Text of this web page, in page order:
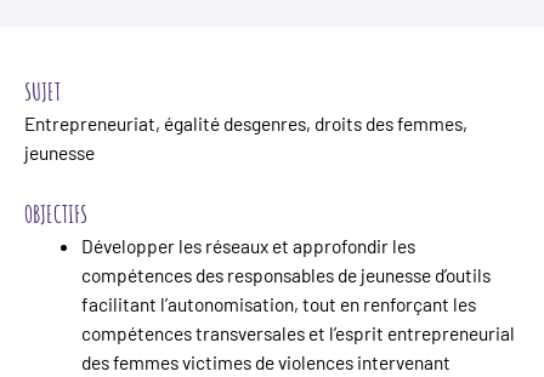
SUJET
Entrepreneuriat, égalité desgenres, droits des femmes,
jeunesse
OBJECTIFS
Développer les réseaux et approfondir les
compétences des responsables de jeunesse d’outils
facilitant l’autonomisation, tout en renforçant les
compétences transversales et l’esprit entrepreneurial
des femmes victimes de violences intervenant